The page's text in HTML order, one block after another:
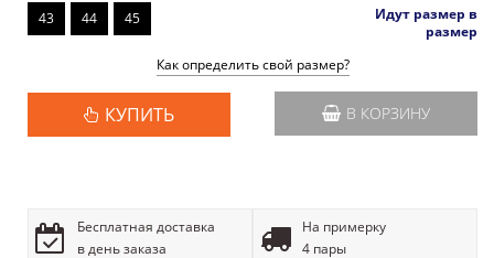
43 44 45
Идут размер в
размер
Как определить свой размер?
КУПИТЬ В КОРЗИНУ
Бесплатная доставка
в день заказа
На примерку
4 пары